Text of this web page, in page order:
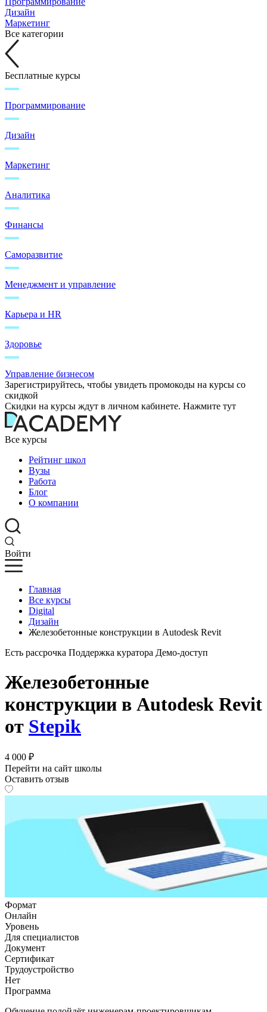
Дизайн
Маркетинг
Все категории
Бесплатные курсы
Программирование
Дизайн
Маркетинг
Аналитика
Финансы
Саморазвитие
Менеджмент и управление
Карьера и HR
Здоровье
Управление бизнесом
Зарегистрируйтесь, чтобы увидеть промокоды на курсы со
скидкой
Скидки на курсы ждут в личном кабинете. Нажмите тут
Все курсы
Рейтинг школ
Вузы
Работа
Блог
О компании
Войти
Главная
Все курсы
Digital
Дизайн
Железобетонные конструкции в Autodesk Revit
Есть рассрочка Поддержка куратора Демо-доступ
Железобетонные
конструкции в Autodesk Revit
от Stepik
4 000 ₽
Перейти на сайт школы
Оставить отзыв
Формат
Онлайн
Уровень
Для специалистов
Документ
Сертификат
Трудоустройство
Нет
Программа